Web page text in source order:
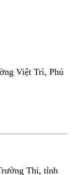
Việt Trì, Phú
Thi, tỉnh